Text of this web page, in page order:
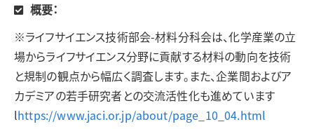
概要：
※ライフサイエンス技術部会-材料分科会は、化学産業の立
場からライフサイエンス分野に貢献する材料の動向を技術
と規制の観点から幅広く調査します。また、企業間およびア
カデミアの若手研究者との交流活性化も進めています
lhttps://www.jaci.or.jp/about/page_10_04.html